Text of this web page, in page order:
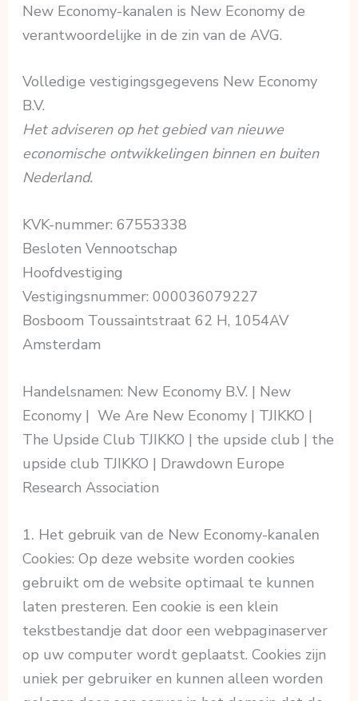
New Economy-kanalen is New Economy de
verantwoordelijke in de zin van de AVG.
Volledige vestigingsgegevens New Economy
B.V.
Het adviseren op het gebied van nieuwe
economische ontwikkelingen binnen en buiten
Nederland.
KVK-nummer: 67553338
Besloten Vennootschap
Hoofdvestiging
Vestigingsnummer: 000036079227
Bosboom Toussaintstraat 62 H, 1054AV
Amsterdam
Handelsnamen: New Economy B.V. | New
Economy | We Are New Economy | TJIKKO |
The Upside Club TJIKKO | the upside club | the
upside club TJIKKO | Drawdown Europe
Research Association
1. Het gebruik van de New Economy-kanalen
Cookies: Op deze website worden cookies
gebruikt om de website optimaal te kunnen
laten presteren. Een cookie is een klein
tekstbestandje dat door een webpaginaserver
op uw computer wordt geplaatst. Cookies zijn
uniek per gebruiker en kunnen alleen worden